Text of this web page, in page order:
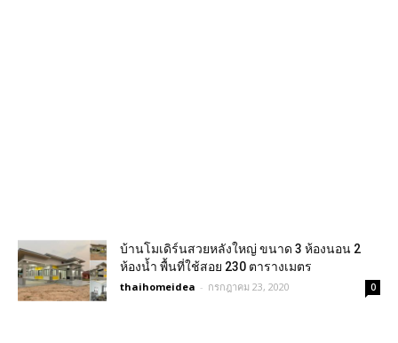
บ้านโมเดิร์นสวยหลังใหญ่ ขนาด 3 ห้องนอน 2
ห้องน้ำ พื้นที่ใช้สอย 230 ตารางเมตร
thaihomeidea - กรกฎาคม 23, 2020 0